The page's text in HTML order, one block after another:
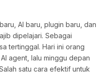
AI baru, plugin baru, dan
dipelajari. Sebagai
tertinggal. Hari ini orang
agent, lalu minggu depan
satu cara efektif untuk